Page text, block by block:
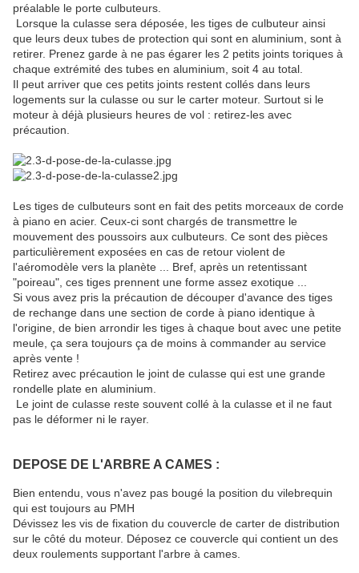
préalable le porte culbuteurs.
Lorsque la culasse sera déposée, les tiges de culbuteur ainsi
que leurs deux tubes de protection qui sont en aluminium, sont à
retirer. Prenez garde à ne pas égarer les 2 petits joints toriques à
chaque extrémité des tubes en aluminium, soit 4 au total.
Il peut arriver que ces petits joints restent collés dans leurs
logements sur la culasse ou sur le carter moteur. Surtout si le
moteur à déjà plusieurs heures de vol : retirez-les avec
précaution.
Les tiges de culbuteurs sont en fait des petits morceaux de corde
à piano en acier. Ceux-ci sont chargés de transmettre le
mouvement des poussoirs aux culbuteurs. Ce sont des pièces
particulièrement exposées en cas de retour violent de
l'aéromodèle vers la planète ... Bref, après un retentissant
"poireau", ces tiges prennent une forme assez exotique ...
Si vous avez pris la précaution de découper d'avance des tiges
de rechange dans une section de corde à piano identique à
l'origine, de bien arrondir les tiges à chaque bout avec une petite
meule, ça sera toujours ça de moins à commander au service
après vente !
Retirez avec précaution le joint de culasse qui est une grande
rondelle plate en aluminium.
Le joint de culasse reste souvent collé à la culasse et il ne faut
pas le déformer ni le rayer.
DEPOSE DE L'ARBRE A CAMES :
Bien entendu, vous n'avez pas bougé la position du vilebrequin
qui est toujours au PMH
Dévissez les vis de fixation du couvercle de carter de distribution
sur le côté du moteur. Déposez ce couvercle qui contient un des
deux roulements supportant l'arbre à cames.